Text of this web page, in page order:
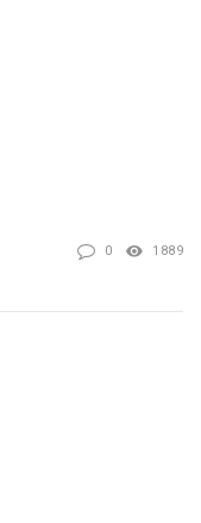
0 1889